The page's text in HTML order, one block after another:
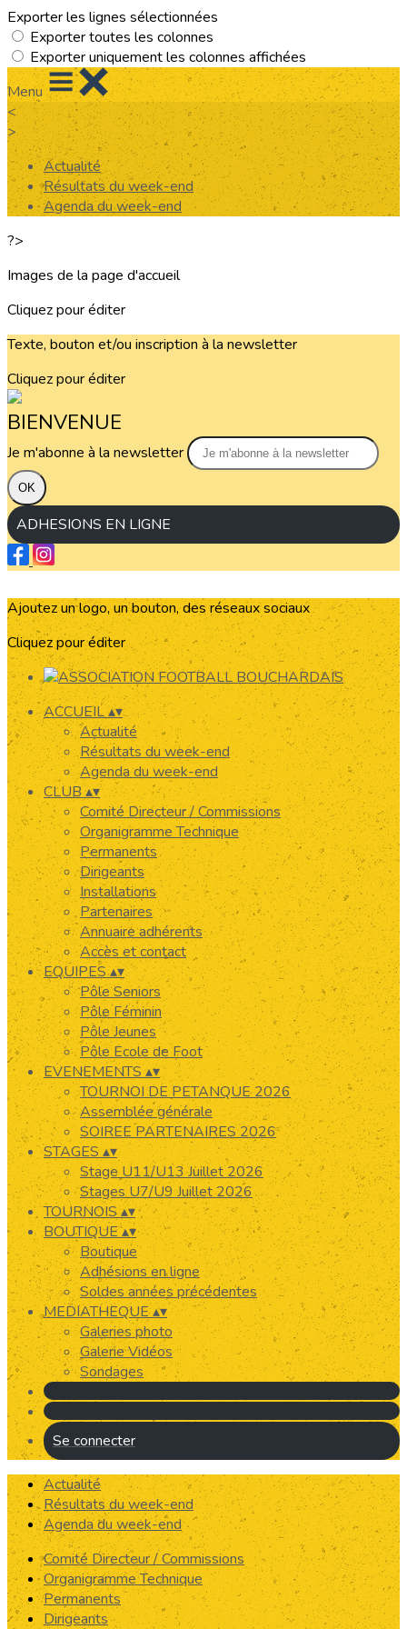
Exporter les lignes sélectionnées
Exporter toutes les colonnes
Exporter uniquement les colonnes affichées
Menu
<
>
Actualité
Résultats du week-end
Agenda du week-end
?>
Images de la page d'accueil
Cliquez pour éditer
Texte, bouton et/ou inscription à la newsletter
Cliquez pour éditer
BIENVENUE
Je m'abonne à la newsletter
OK
ADHESIONS EN LIGNE
Ajoutez un logo, un bouton, des réseaux sociaux
Cliquez pour éditer
ACCUEIL▴▾
Actualité
Résultats du week-end
Agenda du week-end
CLUB▴▾
Comité Directeur / Commissions
Organigramme Technique
Permanents
Dirigeants
Installations
Partenaires
Annuaire adhérents
Accès et contact
EQUIPES▴▾
Pôle Seniors
Pôle Féminin
Pôle Jeunes
Pôle Ecole de Foot
EVENEMENTS▴▾
TOURNOI DE PETANQUE 2026
Assemblée générale
SOIREE PARTENAIRES 2026
STAGES ▴▾
Stage U11/U13 Juillet 2026
Stages U7/U9 Juillet 2026
TOURNOIS▴▾
BOUTIQUE▴▾
Boutique
Adhésions en ligne
Soldes années précédentes
MEDIATHEQUE▴▾
Galeries photo
Galerie Vidéos
Sondages
Se connecter
Actualité
Résultats du week-end
Agenda du week-end
Comité Directeur / Commissions
Organigramme Technique
Permanents
Dirigeants